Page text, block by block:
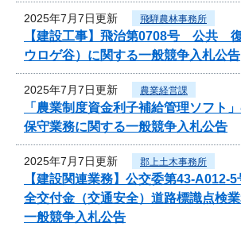
2025年7月7日更新 飛騨農林事務所
【建設工事】飛治第0708号 公共
ウロゲ谷）に関する一般競争入札公告
2025年7月7日更新 農業経営課
「農業制度資金利子補給管理ソフト
保守業務に関する一般競争入札公告
2025年7月7日更新 郡上土木事務所
【建設関連業務】公交委第43-A012-
全交付金（交通安全）道路標識点検
一般競争入札公告